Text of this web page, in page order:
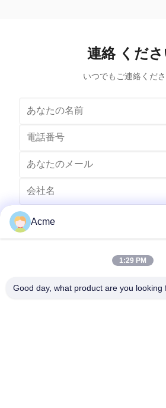
ultrasonic cleaning of engine parts,
block,Semiconductor wafer,
連絡 くだ
いつでもご連絡くださ
送りなさい
Acme
1:29 PM
Good day, what product are you looking